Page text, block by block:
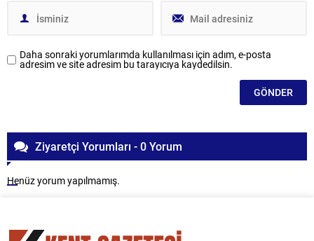
Daha sonraki yorumlarımda kullanılması için adım, e-posta
adresim ve site adresim bu tarayıcıya kaydedilsin.
Ziyaretçi Yorumları - 0 Yorum
Henüz yorum yapılmamış.